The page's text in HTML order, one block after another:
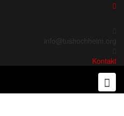
info@tushochheim.org
Kontakt